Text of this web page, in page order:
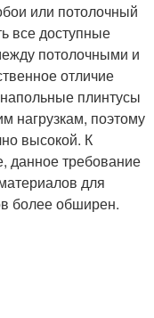
или потолочный
все доступные
потолочными и
отличие
плинтусы
нагрузкам, поэтому
высокой. К
данное требование
для
более обширен.